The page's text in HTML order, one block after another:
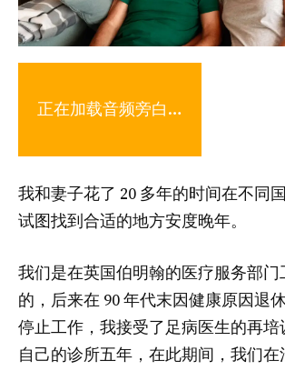
正在加载音频旁白…
我和妻子花了 20 多年的时间在不同
试图找到合适的地方安度晚年。
我们是在英国伯明翰的医疗服务部门
的，后来在 90 年代末因健康原因退
停止工作，我接受了足病医生的再培
自己的诊所五年，在此期间，我们